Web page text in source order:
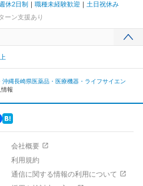
休2日制 職種未経験歓迎
土日祝休み
ーン支援あり
沖縄長崎県医薬品・医療機器・ライフサイエン
報
会社概要
利用規約
通信に関する情報の利用について